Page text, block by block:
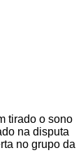
tirado o sono
na disputa
no grupo da